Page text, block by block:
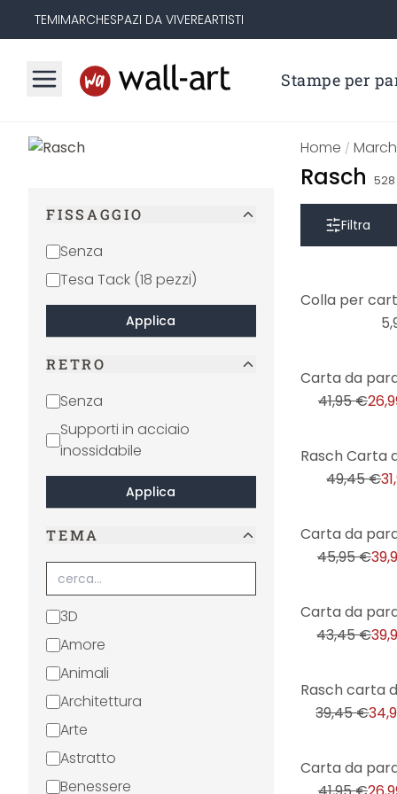
TEMIMARCHESPAZI DA VIVEREARTISTI
Stampe per
FISSAGGIO
Senza
Tesa Tack (18 pezzi)
Applica
RETRO
Senza
Supporti in acciaio
inossidabile
Applica
TEMA
3D
Amore
Animali
Architettura
Arte
Astratto
Benessere
Home /
Rasch 528
Filtra
41,95 €
49,45 €
45,95 €
43,45 €
39,45 €